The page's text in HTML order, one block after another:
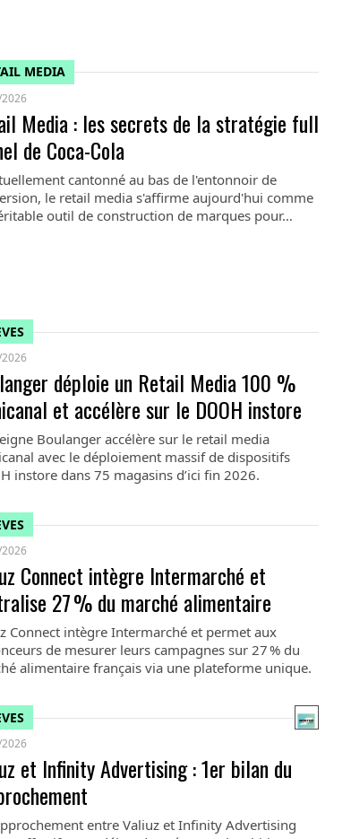
MEDIA
Media : les secrets de la stratégie full
de Coca-Cola
cantonné au bas de l'entonnoir de
le retail media s'affirme aujourd'hui comme
outil de construction de marques pour…
déploie un Retail Media 100 %
et accélère sur le DOOH instore
Boulanger accélère sur le retail media
avec le déploiement massif de dispositifs
instore dans 75 magasins d’ici fin 2026.
Connect intègre Intermarché et
27 % du marché alimentaire
Connect intègre Intermarché et permet aux
de mesurer leurs campagnes sur 27 % du
alimentaire français via une plateforme unique.
et Infinity Advertising : 1er bilan du
entre Valiuz et Infinity Advertising